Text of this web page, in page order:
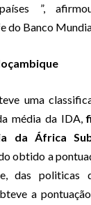
”,
do Banco
uma
média da IDA,
da África
obtido a
das politicas
a